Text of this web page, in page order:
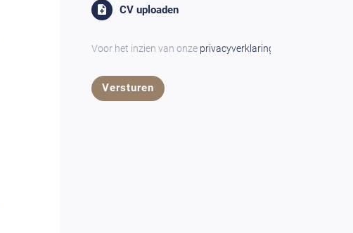
CV uploaden
Voor het inzien van onze privacyverklaring